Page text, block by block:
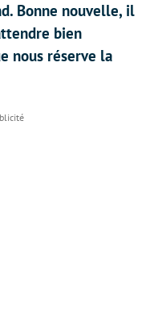
Bonne nouvelle, il
bien
nous réserve la